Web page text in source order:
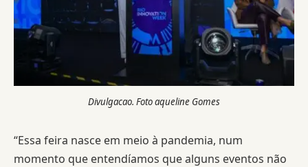
Divulgacao. Foto aqueline Gomes
“Essa feira nasce em meio à pandemia, num
momento que entendíamos que alguns eventos não